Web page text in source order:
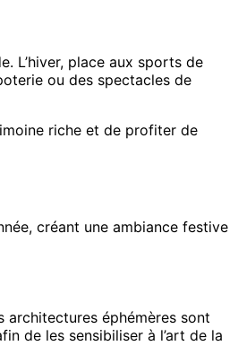
L’hiver, place aux sports de
ou des spectacles de
riche et de profiter de
créant une ambiance festive
architectures éphémères sont
de les sensibiliser à l’art de la